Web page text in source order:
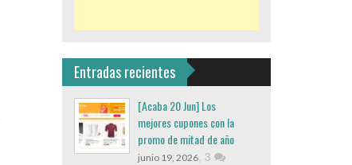
Entradas recientes
[Acaba 20 Jun] Los
mejores cupones con la
promo de mitad de año
junio 19, 2026, 3